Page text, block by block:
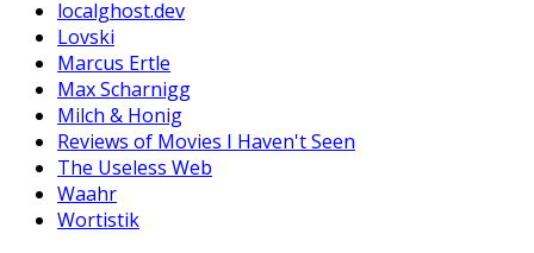
localghost.dev
Lovski
Marcus Ertle
Max Scharnigg
Milch & Honig
Reviews of Movies I Haven't Seen
The Useless Web
Waahr
Wortistik